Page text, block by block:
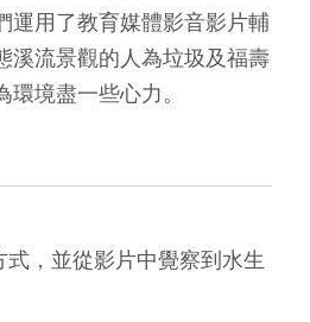
運用了教育媒體影音影片輔
溪流景觀的人為垃圾及福壽
境盡一些心力。
，並從影片中覺察到水生